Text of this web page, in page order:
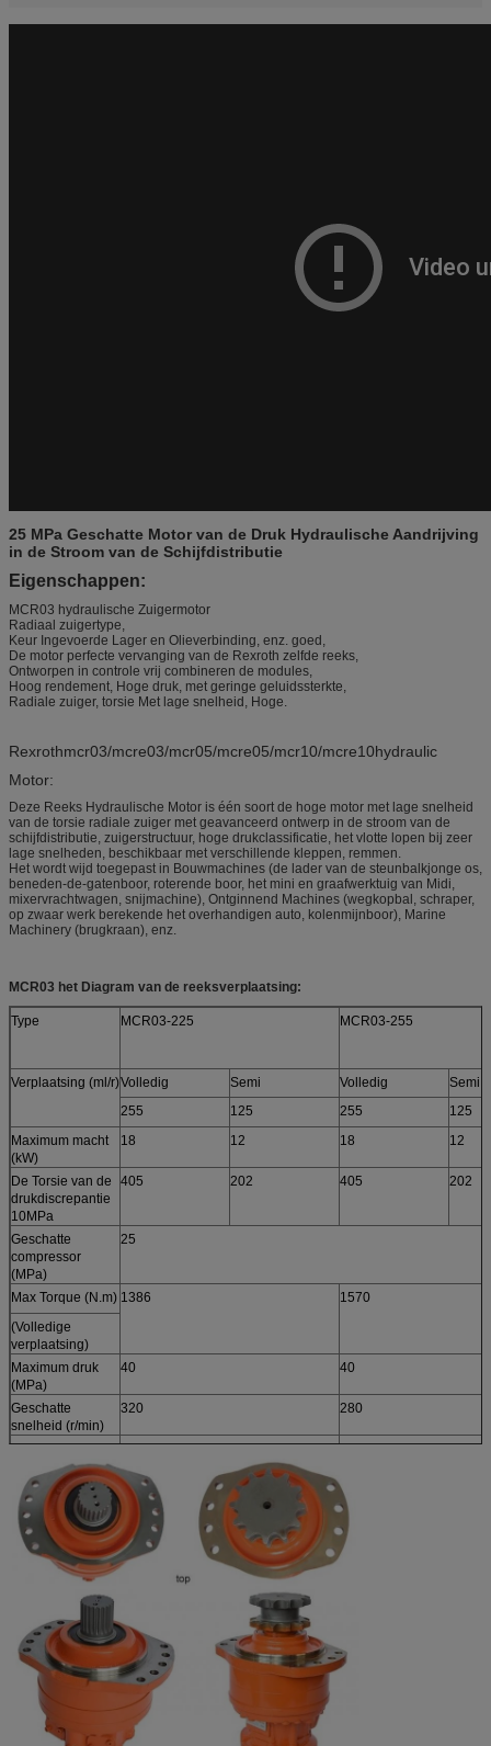
25 MPa Geschatte Motor van de Druk Hydraulische Aandrijving
in de Stroom van de Schijfdistributie
Eigenschappen:
MCR03 hydraulische Zuigermotor
Radiaal zuigertype,
Keur Ingevoerde Lager en Olieverbinding, enz. goed,
De motor perfecte vervanging van de Rexroth zelfde reeks,
Ontworpen in controle vrij combineren de modules,
Hoog rendement, Hoge druk, met geringe geluidssterkte,
Radiale zuiger, torsie Met lage snelheid, Hoge.
Rexrothmcr03/mcre03/mcr05/mcre05/mcr10/mcre10hydraulic
Motor:
Deze Reeks Hydraulische Motor is één soort de hoge motor met lage snelheid
van de torsie radiale zuiger met geavanceerd ontwerp in de stroom van de
schijfdistributie, zuigerstructuur, hoge drukclassificatie, het vlotte lopen bij zeer
lage snelheden, beschikbaar met verschillende kleppen, remmen.
Het wordt wijd toegepast in Bouwmachines (de lader van de steunbalkjonge os,
beneden-de-gatenboor, roterende boor, het mini en graafwerktuig van Midi,
mixervrachtwagen, snijmachine), Ontginnend Machines (wegkopbal, schraper,
op zwaar werk berekende het overhandigen auto, kolenmijnboor), Marine
Machinery (brugkraan), enz.
MCR03 het Diagram van de reeksverplaatsing:
Type MCR03-225 MCR03-255
Verplaatsing (ml/r)Volledig Semi Volledig
Semi
255
125 255
125
Maximum macht
(kW)
18 12 18 12
De Torsie van de
drukdiscrepantie
10MPa
405 202 405 202
Geschatte
compressor
(MPa)
25
Max Torque (N.m) 1386
1570
(Volledige
verplaatsing)
Maximum druk
(MPa)
40 40
Geschatte
snelheid (r/min)
320 280
Snelheidswaaier 10-400 10-360